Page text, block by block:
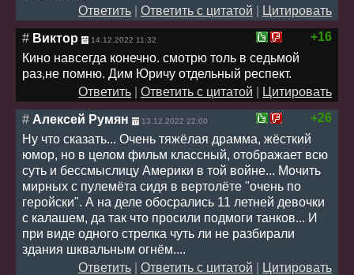
Ответить
Ответить с цитатой
Цитировать
+16
# Виктор 14.12.2022 11:32
Кино навсегда конечно. смотрю толь в седьмой
раз,не помню. Дим Юричу отдельный респект.
Ответить
Ответить с цитатой
Цитировать
+26
# Алексей Румян 13.12.2022 22:00
Ну что сказать... Очень тяжёлая драмма, жёсткий
юмор, но в целом фильм классный, отображает всю
суть и бессмыслицу Америки в той войне... Мочить
мирных с пулемёта сидя в вертолёте "очень по
геройски". А на деле обосрались 11 летней девочки
с калашем, да так что просили подмоги танков... И
при виде одного стрелка чуть ли не разбирали
здания шквальным огнём....
Ответить
Ответить с цитатой
Цитировать